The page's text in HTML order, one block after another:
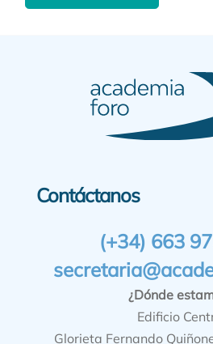
Contáctanos
(+34) 663
¿Dónde
Edificio
Glorieta Fernando